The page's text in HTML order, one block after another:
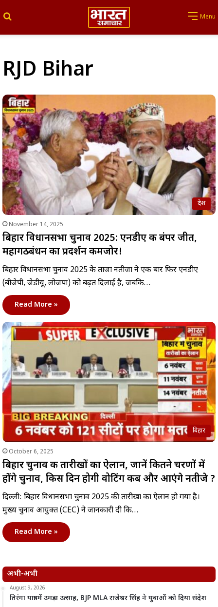
Menu
RJD Bihar
देश
November 14, 2025
बिहार विधानसभा चुनाव 2025: एनडीए की बंपर जीत,
महागठबंधन का प्रदर्शन कमजोर!
बिहार विधानसभा चुनाव 2025 के ताजा नतीजों ने एक बार फिर एनडीए
(बीजेपी, जेडीयू, लोजपा) को बढ़त दिलाई है, जबकि…
Read More »
बिहार
October 6, 2025
बिहार चुनाव की तारीखों का ऐलान, जानें कितने चरणों में
होंगे चुनाव, किस दिन होगी वोटिंग कब और आएंगे नतीजे ?
दिल्ली: बिहार विधानसभा चुनाव 2025 की तारीखों का ऐलान हो गया है।
मुख्य चुनाव आयुक्त (CEC) ने जानकारी दी कि…
Read More »
अभी-अभी
August 9, 2026
तिरंगा यात्रा में उमड़ा उत्साह, BJP MLA राजेश्वर सिंह ने युवाओं को दिया संदेश